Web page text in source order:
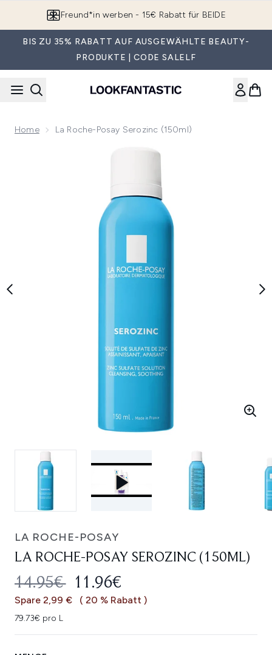
Freund*in werben - 15€ Rabatt für BEIDE
BIS ZU 35% RABATT AUF AUSGEWÄHLTE BEAUTY-
PRODUKTE | CODE SALELF
Home La Roche-Posay Serozinc (150ml)
Now showing image 1 La Roche-Posay Serozinc (150ml)
LA ROCHE-POSAY
LA ROCHE-POSAY SEROZINC (150ML)
UNVERBINDLICHE
14.95€ AKTUELLER PREIS:
11.96€
Spare 2,99 € ( 20 % Rabatt )
79.73€ pro L